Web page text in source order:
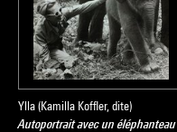
Ylla (Kamilla Koffler, dite)
Autoportrait avec un éléphanteau